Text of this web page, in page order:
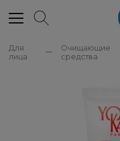
Для
лица
Очищающие
средства